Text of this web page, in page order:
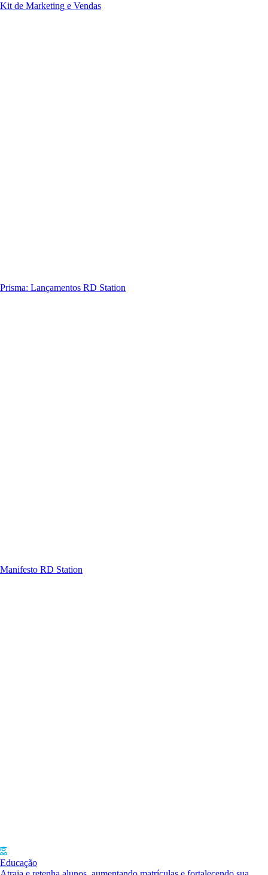
Kit de Marketing e Vendas
Prisma: Lançamentos RD Station
Manifesto RD Station
Educação